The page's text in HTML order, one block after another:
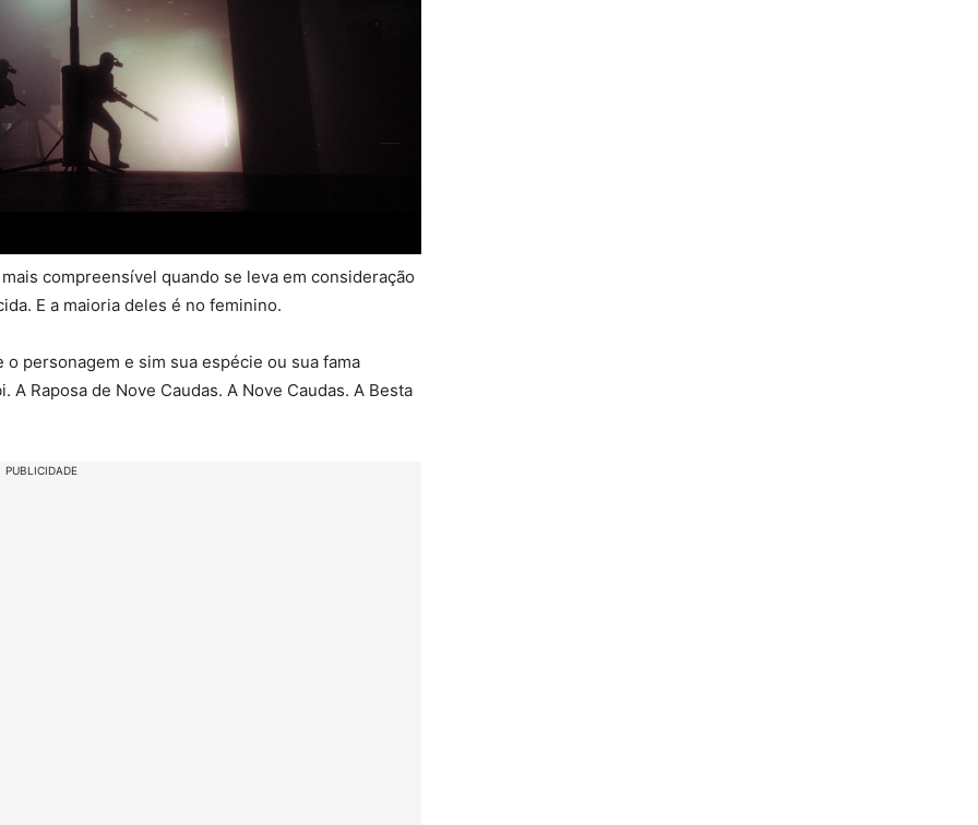
compreensível quando se leva em consideração
E a maioria deles é no feminino.
personagem e sim sua espécie ou sua fama
Raposa de Nove Caudas. A Nove Caudas. A Besta
PUBLICIDADE